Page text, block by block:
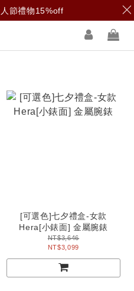
[可選色]七夕禮盒-女款
Hera[小錶面] 金屬腕錶
NT$3,646
NT$3,099
節禮物15%off